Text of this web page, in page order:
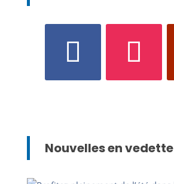
Nouvelles en vedette